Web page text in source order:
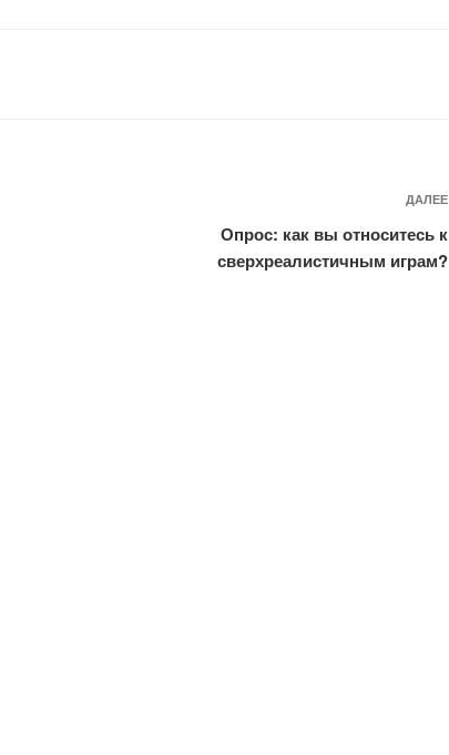
ДАЛЕЕ
Опрос: как вы относитесь к
сверхреалистичным играм?